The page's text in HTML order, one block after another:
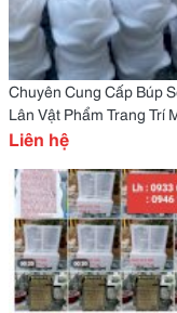
Chuyên Cung Cấp Búp
Lân Vật Phẩm Trang Trí
Đá Giá Rẻ Giao Hàng
Liên hệ